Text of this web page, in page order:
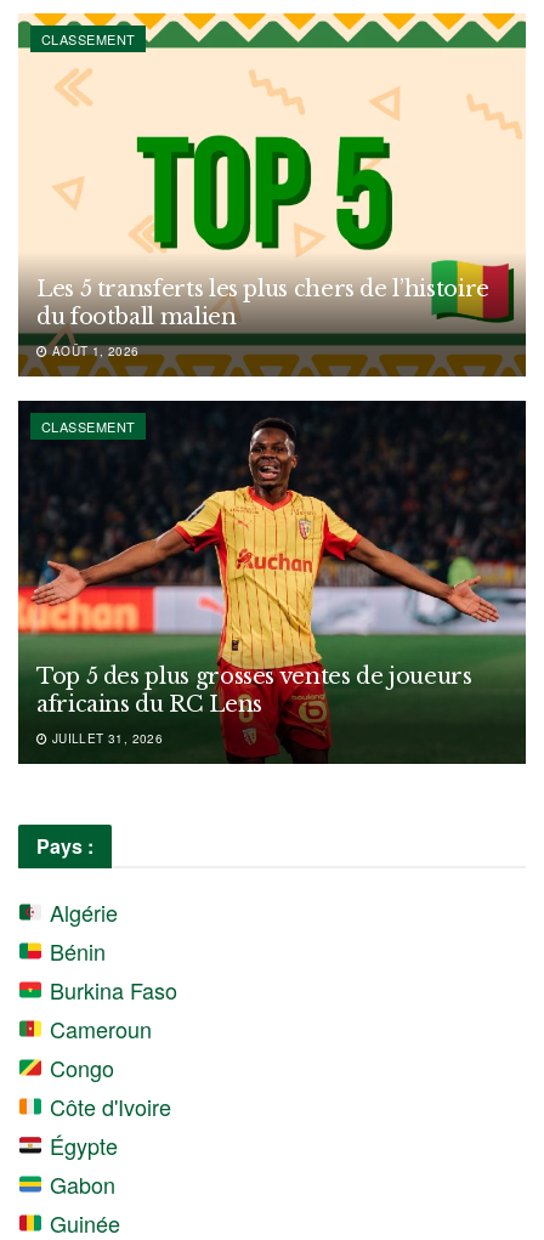
CLASSEMENT
Les 5 transferts les plus chers de l’histoire
du football malien
AOÛT 1, 2026
CLASSEMENT
Top 5 des plus grosses ventes de joueurs
africains du RC Lens
JUILLET 31, 2026
Pays :
Algérie
Bénin
Burkina Faso
Cameroun
Congo
Côte d'Ivoire
Égypte
Gabon
Guinée